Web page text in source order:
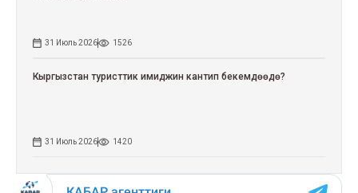
31 Июль 2026 1526
Кыргызстан туристтик имиджин кантип бекемдөөдө?
31 Июль 2026 1420